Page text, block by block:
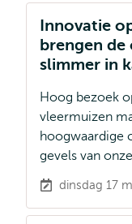
Innovatie
brengen de
slimmer in
Hoog bezoek
vleermuizen
hoogwaardige
gevels van
dinsdag 17